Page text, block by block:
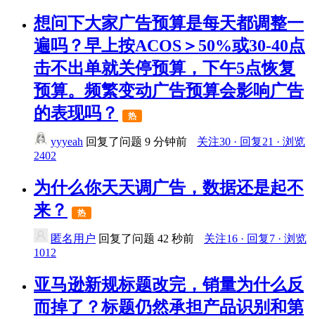
想问下大家广告预算是每天都调整一
遍吗？早上按ACOS＞50%或30-40点
击不出单就关停预算，下午5点恢复
预算。频繁变动广告预算会影响广告
的表现吗？
热
yyyeah 回复了问题 9 分钟前
关注30 · 回复21 · 浏览
2402
为什么你天天调广告，数据还是起不
来？
热
匿名用户 回复了问题 42 秒前
关注16 · 回复7 · 浏览
1012
亚马逊新规标题改完，销量为什么反
而掉了？标题仍然承担产品识别和第